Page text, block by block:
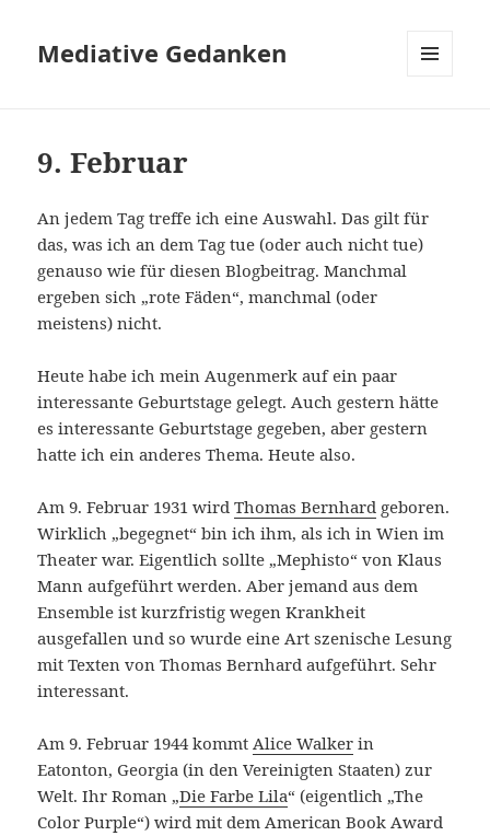
Mediative Gedanken
9. Februar
An jedem Tag treffe ich eine Auswahl. Das gilt für
das, was ich an dem Tag tue (oder auch nicht tue)
genauso wie für diesen Blogbeitrag. Manchmal
ergeben sich „rote Fäden“, manchmal (oder
meistens) nicht.
Heute habe ich mein Augenmerk auf ein paar
interessante Geburtstage gelegt. Auch gestern hätte
es interessante Geburtstage gegeben, aber gestern
hatte ich ein anderes Thema. Heute also.
Am 9. Februar 1931 wirdThomas Bernhard geboren.
Wirklich „begegnet“ bin ich ihm, als ich in Wien im
Theater war. Eigentlich sollte „Mephisto“ von Klaus
Mann aufgeführt werden. Aber jemand aus dem
Ensemble ist kurzfristig wegen Krankheit
ausgefallen und so wurde eine Art szenische Lesung
mit Texten von Thomas Bernhard aufgeführt. Sehr
interessant.
Am 9. Februar 1944 kommtAlice Walker in
Eatonton, Georgia (in den Vereinigten Staaten) zur
Welt. Ihr Roman „Die Farbe Lila“ (eigentlich „The
Color Purple“) wird mit dem American Book Award